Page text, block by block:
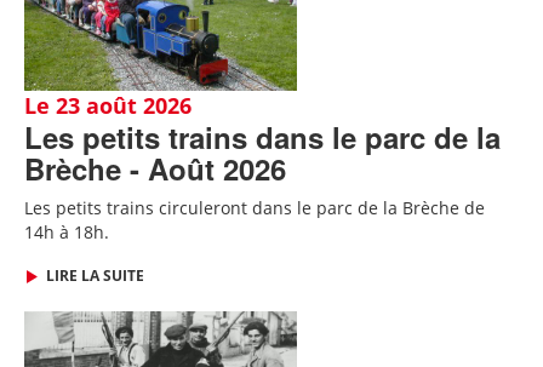
Le 23 août 2026
Les petits trains dans le parc de la
Brèche - Août 2026
Les petits trains circuleront dans le parc de la Brèche de
14h à 18h.
LIRE LA SUITE